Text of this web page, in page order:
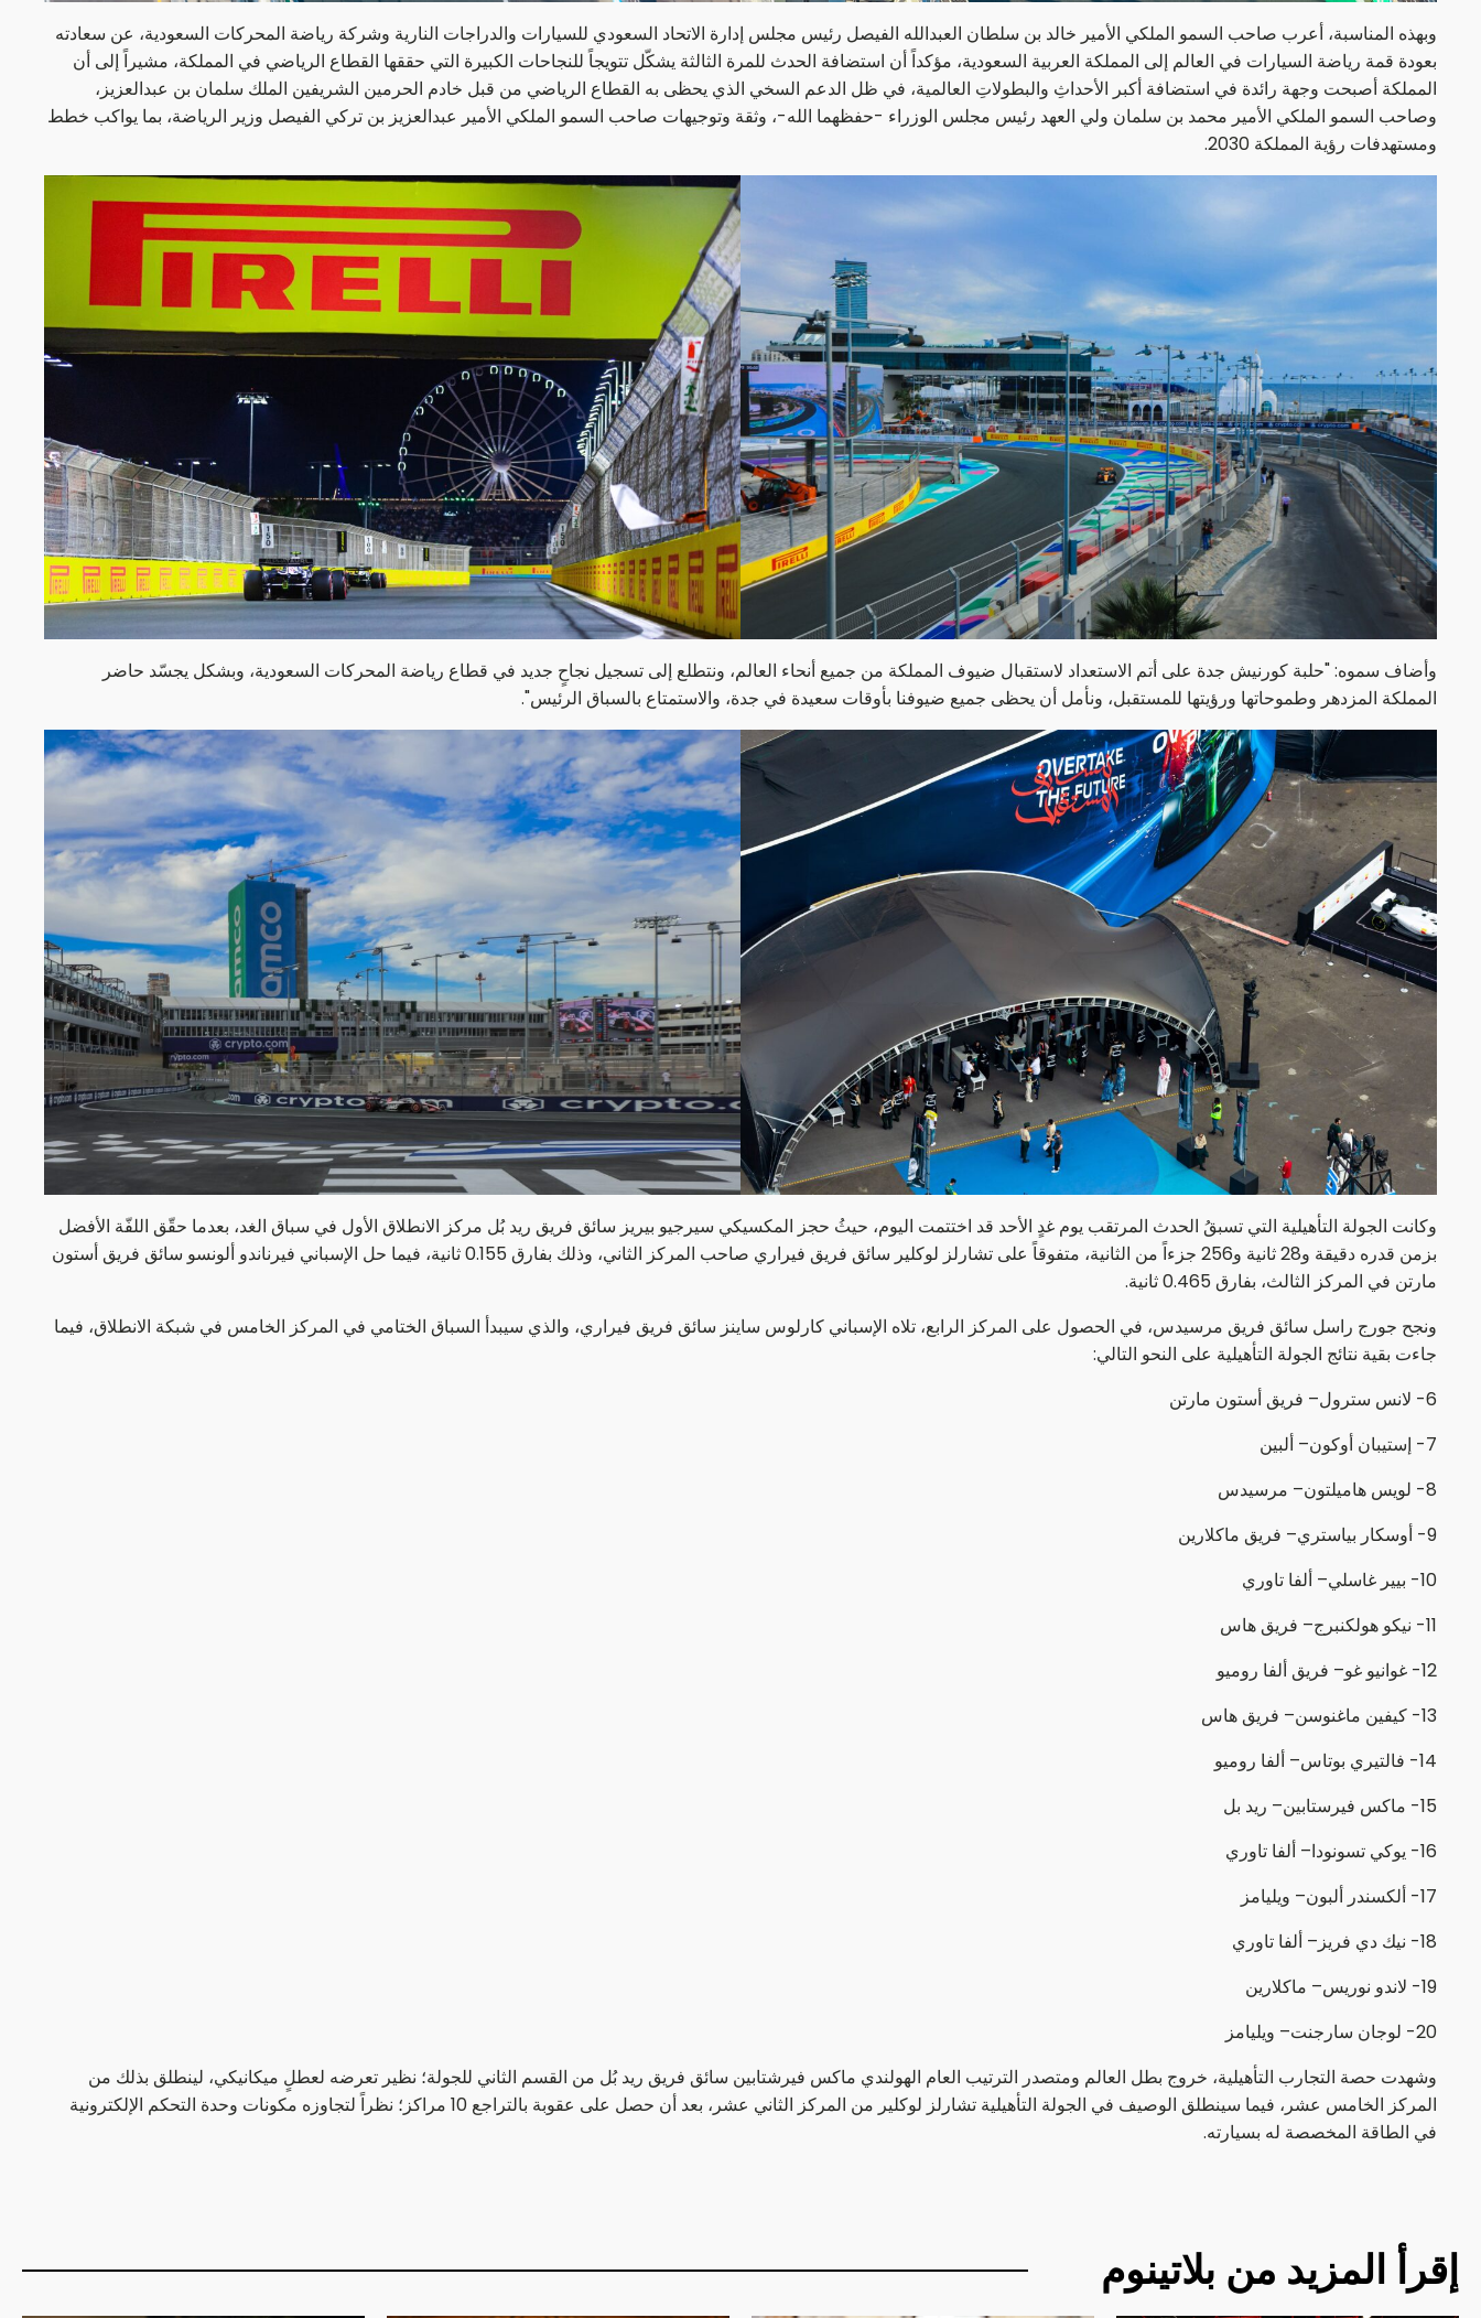
وبهذه المناسبة، أعرب صاحب السمو الملكي الأمير خالد بن سلطان العبدالله الفيصل رئيس مجلس إدارة الاتحاد السعودي للسيارات والدراجات النارية وشركة رياضة المحركات السعودية، عن سعادته
بعودة قمة رياضة السيارات في العالم إلى المملكة العربية السعودية، مؤكداً أن استضافة الحدث للمرة الثالثة يشكّل تتويجاً للنجاحات الكبيرة التي حققها القطاع الرياضي في المملكة، مشيراً إلى أن
المملكة أصبحت وجهة رائدة في استضافة أكبر الأحداثِ والبطولاتِ العالمية، في ظل الدعم السخي الذي يحظى به القطاع الرياضي من قبل خادم الحرمين الشريفين الملك سلمان بن عبدالعزيز،
وصاحب السمو الملكي الأمير محمد بن سلمان ولي العهد رئيس مجلس الوزراء -حفظهما الله-، وثقة وتوجيهات صاحب السمو الملكي الأمير عبدالعزيز بن تركي الفيصل وزير الرياضة، بما يواكب خطط
ومستهدفات رؤية المملكة 2030.
وأضاف سموه: "حلبة كورنيش جدة على أتم الاستعداد لاستقبال ضيوف المملكة من جميع أنحاء العالم، ونتطلع إلى تسجيل نجاحٍ جديد في قطاع رياضة المحركات السعودية، وبشكل يجسّد حاضر
المملكة المزدهر وطموحاتها ورؤيتها للمستقبل، ونأمل أن يحظى جميع ضيوفنا بأوقات سعيدة في جدة، والاستمتاع بالسباق الرئيس".
وكانت الجولة التأهيلية التي تسبقُ الحدث المرتقب يوم غدٍ الأحد قد اختتمت اليوم، حيثُ حجز المكسيكي سيرجيو بيريز سائق فريق ريد بُل مركز الانطلاق الأول في سباق الغد، بعدما حقّق اللفّة الأفضل
بزمن قدره دقيقة و28 ثانية و256 جزءاً من الثانية، متفوقاً على تشارلز لوكلير سائق فريق فيراري صاحب المركز الثاني، وذلك بفارق 0.155 ثانية، فيما حل الإسباني فيرناندو ألونسو سائق فريق أستون
مارتن في المركز الثالث، بفارق 0.465 ثانية.
ونجح جورج راسل سائق فريق مرسيدس، في الحصول على المركز الرابع، تلاه الإسباني كارلوس ساينز سائق فريق فيراري، والذي سيبدأ السباق الختامي في المركز الخامس في شبكة الانطلاق، فيما
جاءت بقية نتائج الجولة التأهيلية على النحو التالي:
6- لانس سترول– فريق أستون مارتن
7- إستيبان أوكون– ألبين
8- لويس هاميلتون– مرسيدس
9- أوسكار بياستري– فريق ماكلارين
10- بيير غاسلي– ألفا تاوري
11- نيكو هولكنبرج– فريق هاس
12- غوانيو غو– فريق ألفا روميو
13- كيفين ماغنوسن– فريق هاس
14- فالتيري بوتاس– ألفا روميو
15- ماكس فيرستابين– ريد بل
16- يوكي تسونودا– ألفا تاوري
17- ألكسندر ألبون– ويليامز
18- نيك دي فريز– ألفا تاوري
19- لاندو نوريس– ماكلارين
20- لوجان سارجنت– ويليامز
وشهدت حصة التجارب التأهيلية، خروج بطل العالم ومتصدر الترتيب العام الهولندي ماكس فيرشتابين سائق فريق ريد بُل من القسم الثاني للجولة؛ نظير تعرضه لعطلٍ ميكانيكي، لينطلق بذلك من
المركز الخامس عشر، فيما سينطلق الوصيف في الجولة التأهيلية تشارلز لوكلير من المركز الثاني عشر، بعد أن حصل على عقوبة بالتراجع 10 مراكز؛ نظراً لتجاوزه مكونات وحدة التحكم الإلكترونية
في الطاقة المخصصة له بسيارته.
إقرأ المزيد من بلاتينوم